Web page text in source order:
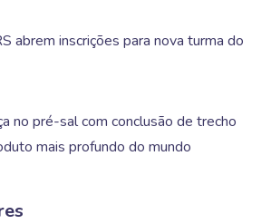
abrem inscrições para nova turma do
no pré-sal com conclusão de trecho
mais profundo do mundo